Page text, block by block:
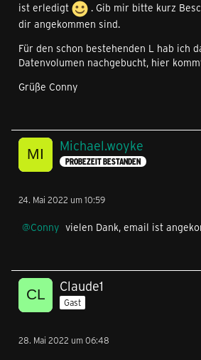
ist erledigt
. Gib mir bitte kurz
dir angekommen sind.
Für den schon bestehenden L hab ich
Datenvolumen nachgebucht, hier
Grüße Conny
Michael.woyke
PROBEZEIT BESTANDEN
24. Mai 2022 um 10:59
Conny vielen Dank, email ist
Claude1
Gast
28. Mai 2022 um 06:48